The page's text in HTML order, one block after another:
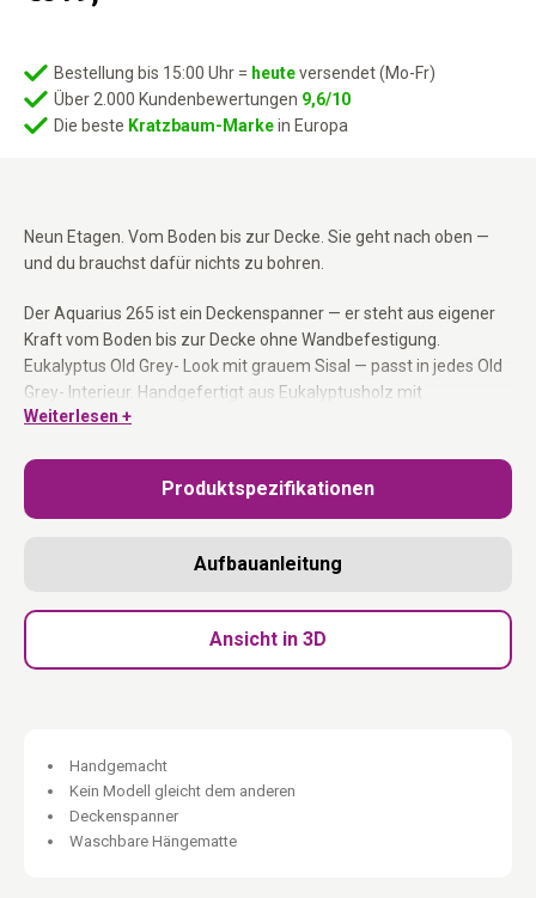
Neun Etagen. Vom Boden bis zur Decke. Sie geht nach oben —
und du brauchst dafür nichts zu bohren.
Der Aquarius 265 ist ein Deckenspanner — er steht aus eigener
Kraft vom Boden bis zur Decke ohne Wandbefestigung.
Eukalyptus Old Grey- Look mit grauem Sisal — passt in jedes Old
Grey- Interieur. Handgefertigt aus Eukalyptusholz mit
Sisalteppich, der mit dem mitgelieferten Klettverschluss
Waschbare Hängematte.
Deckenspanner 265 cm:Kein Loch in der Wand — er steht auf
Für Decken zwischen 243 und 265 cm.
zu ersetzen.
Unsere Holzmöbel werden (teilweise) in Handarbeit aus natürlichen
Materialien hergestellt. Daher kann jedes Produkt einzigartige
Merkmale aufweisen — leichte Abweichungen in Farbe, Maserung
Weiterlesen +
Bestellung bis 15:00 Uhr = heuteversendet (Mo-Fr)
Über 2.000 Kundenbewertungen 9,6/10
Die beste Kratzbaum-Markein Europa
Produktspezifikationen
Aufbauanleitung
Ansicht in 3D
Handgemacht
Kein Modell gleicht dem anderen
Deckenspanner
Waschbare Hängematte